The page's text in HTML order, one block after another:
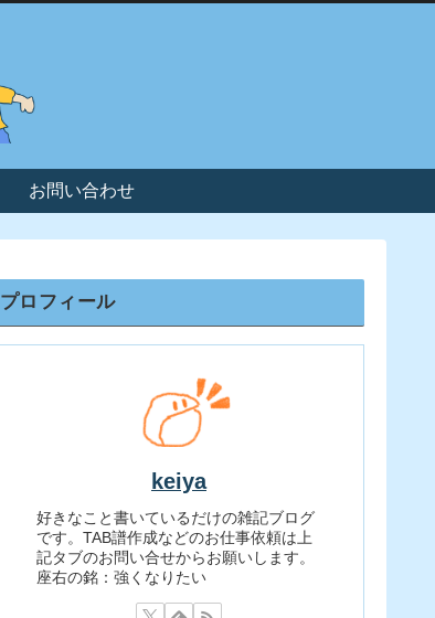
お問い合わせ
プロフィール
keiya
好きなこと書いているだけの雑記ブログ
です。TAB譜作成などのお仕事依頼は上
記タブのお問い合せからお願いします。
座右の銘：強くなりたい